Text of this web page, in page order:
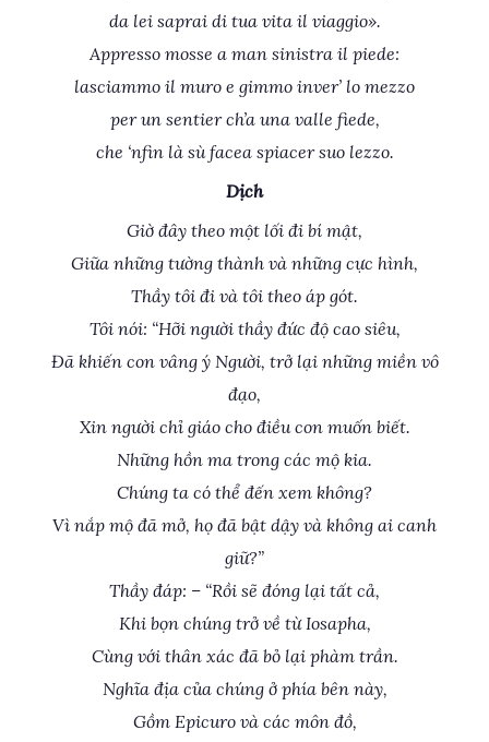
da lei saprai di tua vita il viaggio».
Appresso mosse a man sinistra il piede:
lasciammo il muro e gimmo inver’ lo mezzo
per un sentier ch’a una valle fiede,
che ‘nfin là sù facea spiacer suo lezzo.
Dịch
Giờ đây theo một lối đi bí mật,
Giữa những tường thành và những cực hình,
Thầy tôi đi và tôi theo áp gót.
Tôi nói: “Hỡi người thầy đức độ cao siêu,
Đã khiến con vâng ý Người, trở lại những miền vô
đạo,
Xin người chỉ giáo cho điều con muốn biết.
Những hồn ma trong các mộ kia.
Chúng ta có thể đến xem không?
Vì nắp mộ đã mở, họ đã bật dậy và không ai canh
giữ?”
Thầy đáp: – “Rồi sẽ đóng lại tất cả,
Khi bọn chúng trở về từ Iosapha,
Cùng với thân xác đã bỏ lại phàm trần.
Nghĩa địa của chúng ở phía bên này,
Gồm Epicuro và các môn đồ,